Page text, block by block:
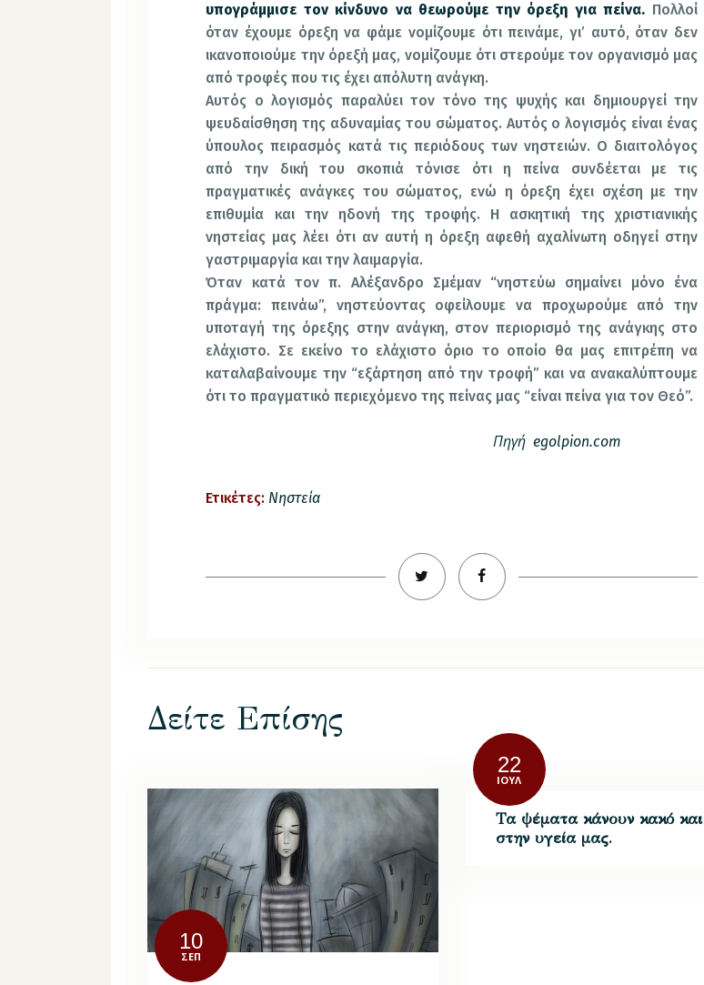
υπογράμμισε τον κίνδυνο να θεωρούμε την όρεξη για πείνα. Πολλοί
όταν έχουμε όρεξη να φάμε νομίζουμε ότι πεινάμε, γι’ αυτό, όταν δεν
ικανοποιούμε την όρεξή μας, νομίζουμε ότι στερούμε τον οργανισμό μας
από τροφές που τις έχει απόλυτη ανάγκη.
Αυτός ο λογισμός παραλύει τον τόνο της ψυχής και δημιουργεί την
ψευδαίσθηση της αδυναμίας του σώματος. Αυτός ο λογισμός είναι ένας
ύπουλος πειρασμός κατά τις περιόδους των νηστειών. Ο διαιτολόγος
από την δική του σκοπιά τόνισε ότι η πείνα συνδέεται με τις
πραγματικές ανάγκες του σώματος, ενώ η όρεξη έχει σχέση με την
επιθυμία και την ηδονή της τροφής. Η ασκητική της χριστιανικής
νηστείας μας λέει ότι αν αυτή η όρεξη αφεθή αχαλίνωτη οδηγεί στην
γαστριμαργία και την λαιμαργία.
Όταν κατά τον π. Αλέξανδρο Σμέμαν “νηστεύω σημαίνει μόνο ένα
πράγμα: πεινάω”, νηστεύοντας οφείλουμε να προχωρούμε από την
υποταγή της όρεξης στην ανάγκη, στον περιορισμό της ανάγκης στο
ελάχιστο. Σε εκείνο το ελάχιστο όριο το οποίο θα μας επιτρέπη να
καταλαβαίνουμε την “εξάρτηση από την τροφή” και να ανακαλύπτουμε
ότι το πραγματικό περιεχόμενο της πείνας μας “είναι πείνα για τον Θεό”.
Πηγή egolpion.com
Ετικέτες: Νηστεία
Δείτε Επίσης
10
ΣΕΠ
22
ΙΟΎΛ
Τα ψέματα κάνουν κακό και
στην υγεία μας.